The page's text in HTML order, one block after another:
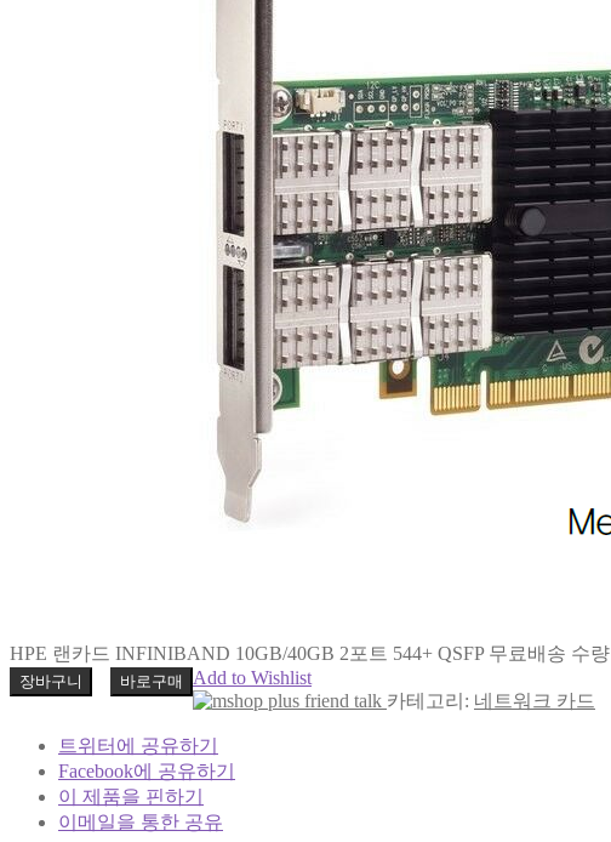
HPE 랜카드 INFINIBAND 10GB/40GB 2포트 544+ QSFP 무료배송 수량
장바구니 바로구매
Add to Wishlist
카테고리: 네트워크 카드
트위터에 공유하기
Facebook에 공유하기
이 제품을 핀하기
이메일을 통한 공유